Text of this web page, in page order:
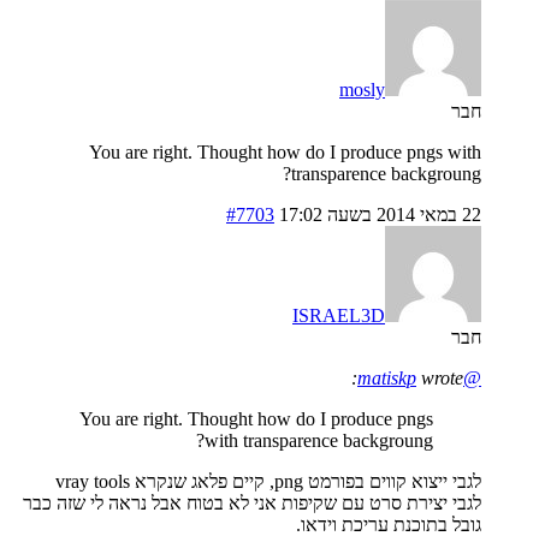
mosly
You are right. Thought how do I produce pngs with
transparence backgroung?
#7703
ISRAEL3D
wrote:
You are right. Thought how do I produce pngs
with transparence backgroung?
לגבי ייצוא קווים בפורמט png, קיים פלאג שנקרא vray tools
לגבי יצירת סרט עם שקיפות אני לא בטוח אבל נראה לי שזה כבר
גובל בתוכנת עריכת וידאו.